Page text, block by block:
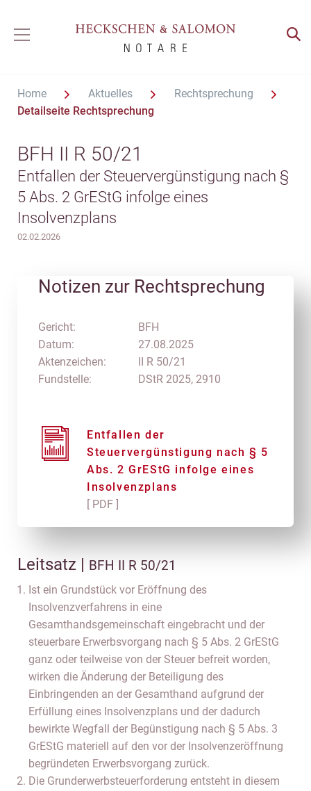
Home Aktuelles
Rechtsprechung
Detailseite Rechtsprechung
BFH II R 50/21
Entfallen der Steuervergünstigung nach §
5 Abs. 2 GrEStG infolge eines
Insolvenzplans
02.02.2026
Notizen zur Rechtsprechung
Gericht:
Datum:
Aktenzeichen:
Fundstelle:
BFH
27.08.2025
II R 50/21
DStR 2025, 2910
Entfallen der
Steuervergünstigung nach § 5
Abs. 2 GrEStG infolge eines
Insolvenzplans
[ PDF ]
Leitsatz | BFH II R 50/21
Ist ein Grundstück vor Eröffnung des
Insolvenzverfahrens in eine
Gesamthandsgemeinschaft eingebracht und der
steuerbare Erwerbsvorgang nach § 5 Abs. 2 GrEStG
ganz oder teilweise von der Steuer befreit worden,
wirken die Änderung der Beteiligung des
Einbringenden an der Gesamthand aufgrund der
Erfüllung eines Insolvenzplans und der dadurch
bewirkte Wegfall der Begünstigung nach § 5 Abs. 3
GrEStG materiell auf den vor der Insolvenzeröffnung
begründeten Erwerbsvorgang zurück.
Die Grunderwerbsteuerforderung entsteht in diesem